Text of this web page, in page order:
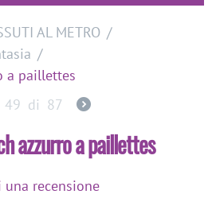
AL METRO /
/
a paillettes
49 di 87
azzurro a paillettes
una recensione